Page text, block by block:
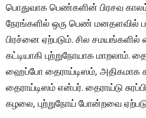
பொதுவாக பெண்களின் பிரசவ
நேரங்களில் ஒரு பெண் மனதளவில்
பிரச்னை ஏற்படும். சில சமயங்களில்
கட்டியாகி புற்றுநோயாக மாறலாம்.
ஹைப்போ தைராய்டிஸம், அதிகமாக
தைராய்டிஸம் என்பர். தைராய்டு
கழலை, புற்றுநோய் போன்றவை